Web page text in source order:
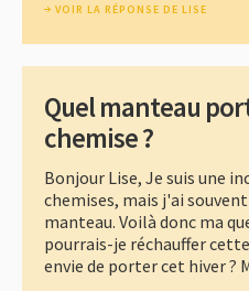
VOIR LA RÉPONSE DE LISE
Quel manteau
chemise ?
Bonjour Lise, Je suis une
chemises, mais j'ai
manteau. Voilà donc ma
pourrais-je réchauffer
envie de porter cet hiver ?